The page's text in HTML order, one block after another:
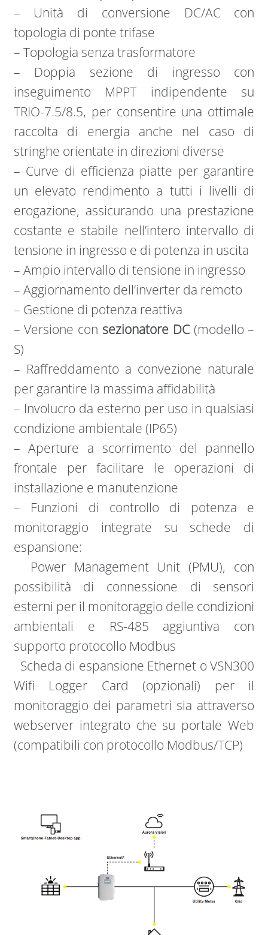
– Unità di conversione DC/AC con
topologia di ponte trifase
– Topologia senza trasformatore
– Doppia sezione di ingresso con
inseguimento MPPT indipendente su
TRIO-7.5/8.5, per consentire una ottimale
raccolta di energia anche nel caso di
stringhe orientate in direzioni diverse
– Curve di efficienza piatte per garantire
un elevato rendimento a tutti i livelli di
erogazione, assicurando una prestazione
costante e stabile nell’intero intervallo di
tensione in ingresso e di potenza in uscita
– Ampio intervallo di tensione in ingresso
– Aggiornamento dell’inverter da remoto
– Gestione di potenza reattiva
– Versione con sezionatore DC(modello –
S)
– Raffreddamento a convezione naturale
per garantire la massima affidabilità
– Involucro da esterno per uso in qualsiasi
condizione ambientale (IP65)
– Aperture a scorrimento del pannello
frontale per facilitare le operazioni di
installazione e manutenzione
– Funzioni di controllo di potenza e
monitoraggio integrate su schede di
espansione:
Power Management Unit (PMU), con
possibilità di connessione di sensori
esterni per il monitoraggio delle condizioni
ambientali e RS-485 aggiuntiva con
supporto protocollo Modbus
Scheda di espansione Ethernet o VSN300
Wifi Logger Card (opzionali) per il
monitoraggio dei parametri sia attraverso
webserver integrato che su portale Web
(compatibili con protocollo Modbus/TCP)